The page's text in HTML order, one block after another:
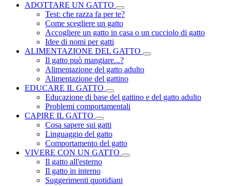
ADOTTARE UN GATTO
Test: che razza fa per te?
Come scegliere un gatto
Accogliere un gatto in casa o un cucciolo di gatto
Idee di nomi per gatti
ALIMENTAZIONE DEL GATTO
Il gatto può mangiare...?
Alimentazione del gatto adulto
Alimentazione del gattino
EDUCARE IL GATTO
Educazione di base del gattino e del gatto adulto
Problemi comportamentali
CAPIRE IL GATTO
Cosa sapere sui gatti
Linguaggio del gatto
Comportamento del gatto
VIVERE CON UN GATTO
Il gatto all'esterno
Il gatto in interno
Suggerimenti quotidiani